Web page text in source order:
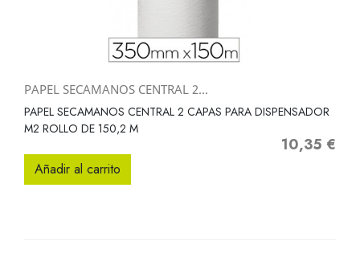
PAPEL SECAMANOS CENTRAL 2...
PAPEL SECAMANOS CENTRAL 2 CAPAS PARA DISPENSADOR
M2 ROLLO DE 150,2 M
Precio
10,35 €
Añadir al carrito